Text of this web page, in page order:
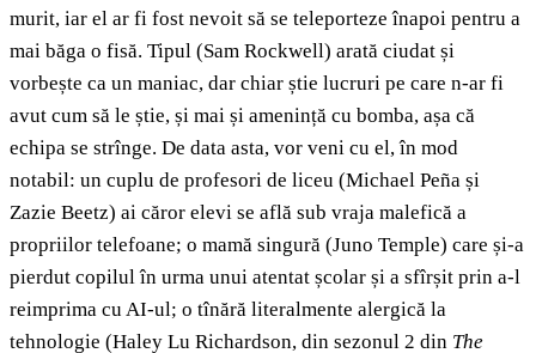
murit, iar el ar fi fost nevoit să se teleporteze înapoi pentru a
mai băga o fisă. Tipul (Sam Rockwell) arată ciudat și
vorbește ca un maniac, dar chiar știe lucruri pe care n-ar fi
avut cum să le știe, și mai și amenință cu bomba, așa că
echipa se strînge. De data asta, vor veni cu el, în mod
notabil: un cuplu de profesori de liceu (Michael Peña și
Zazie Beetz) ai căror elevi se află sub vraja malefică a
propriilor telefoane; o mamă singură (Juno Temple) care și-a
pierdut copilul în urma unui atentat școlar și a sfîrșit prin a-l
reimprima cu AI-ul; o tînără literalmente alergică la
tehnologie (Haley Lu Richardson, din sezonul 2 din The